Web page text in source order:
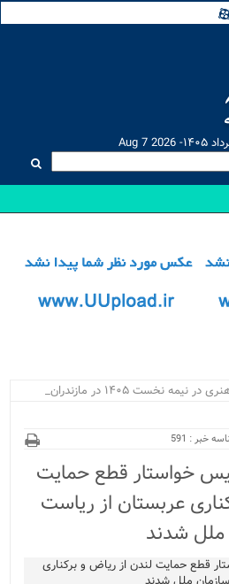
۱۴۰۵ در مازندران برگز.
خبر : 591
خواستار قطع حمایت
عربستان از ریاست
شدند